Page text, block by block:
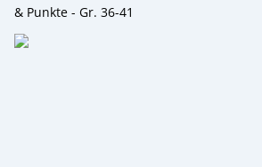
& Punkte - Gr. 36-41